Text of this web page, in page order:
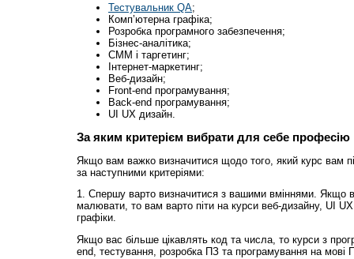
Тестувальник QA;
Комп’ютерна графіка;
Розробка програмного забезпечення;
Бізнес-аналітика;
СММ і таргетинг;
Інтернет-маркетинг;
Веб-дизайн;
Front-end програмування;
Back-end програмування;
UI UX дизайн.
За яким критерієм вибрати для себе професію
Якщо вам важко визначитися щодо того, який курс вам
за наступними критеріями:
1. Спершу варто визначитися з вашими вміннями. Якщо
малювати, то вам варто піти на курси веб-дизайну, UI
графіки.
Якщо вас більше цікавлять код та числа, то курси з
end, тестування, розробка ПЗ та програмування на мові